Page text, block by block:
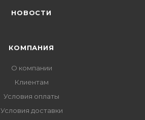
НОВОСТИ
КОМПАНИЯ
О компании
Клиентам
Условия оплаты
Условия доставки